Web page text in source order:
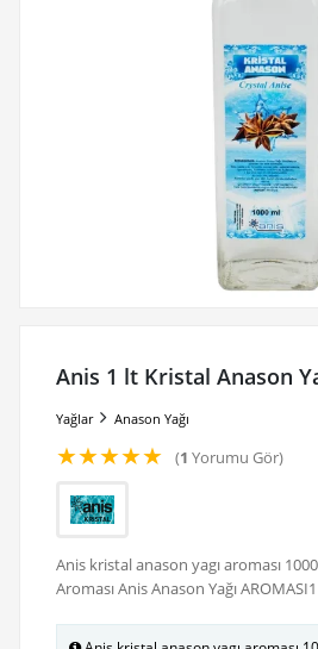
Anis 1 lt Kristal Anason
Yağlar Anason Yağı
★★★★★ (1 Yorumu Gör)
Anis kristal anason yagı aroması
Aroması Anis Anason Yağı